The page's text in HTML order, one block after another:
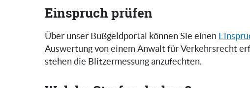
Einspruch prüfen
Über unser Bußgeldportal können Sie einen
Auswertung von einem Anwalt für Verkehrsrecht
stehen die Blitzermessung anzufechten.